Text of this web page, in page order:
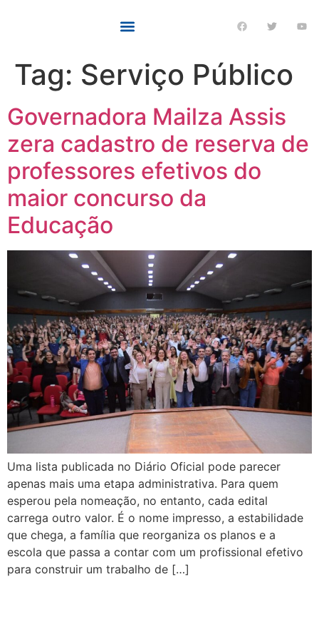
Tag: Serviço Público
Governadora Mailza Assis
zera cadastro de reserva de
professores efetivos do
maior concurso da
Educação
Uma lista publicada no Diário Oficial pode parecer
apenas mais uma etapa administrativa. Para quem
esperou pela nomeação, no entanto, cada edital
carrega outro valor. É o nome impresso, a estabilidade
que chega, a família que reorganiza os planos e a
escola que passa a contar com um profissional efetivo
para construir um trabalho de […]